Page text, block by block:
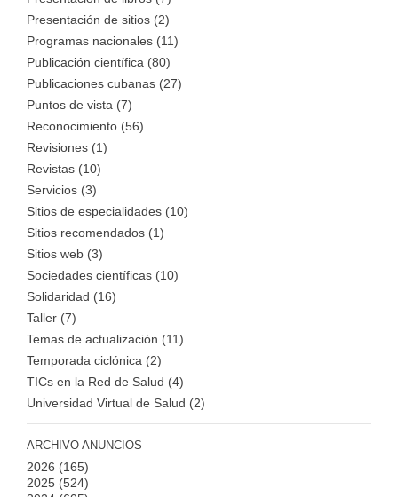
Presentación de sitios (2)
Programas nacionales (11)
Publicación científica (80)
Publicaciones cubanas (27)
Puntos de vista (7)
Reconocimiento (56)
Revisiones (1)
Revistas (10)
Servicios (3)
Sitios de especialidades (10)
Sitios recomendados (1)
Sitios web (3)
Sociedades científicas (10)
Solidaridad (16)
Taller (7)
Temas de actualización (11)
Temporada ciclónica (2)
TICs en la Red de Salud (4)
Universidad Virtual de Salud (2)
ARCHIVO ANUNCIOS
2026 (165)
2025 (524)